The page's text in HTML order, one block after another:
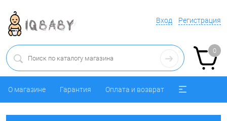
Вход Регистрация
0
О магазине Гарантия Оплата и возврат